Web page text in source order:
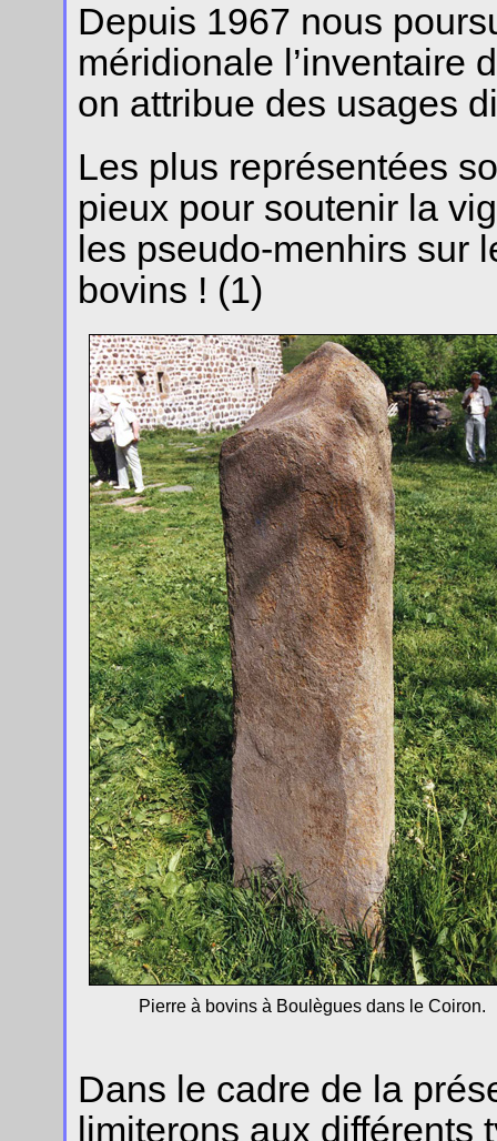
Depuis 1967 nous
méridionale l’inventaire
on attribue des usages
Les plus représentées
pieux pour soutenir la
les pseudo-menhirs sur
bovins ! (1)
Pierre à bovins à Boulègues dans le Coiron.
Dans le cadre de la
limiterons aux différents